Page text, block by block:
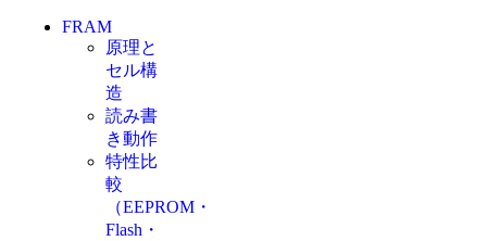
FRAM
原理と
セル構
造
読み書
き動作
特性比
較
（EEPROM・
Flash・